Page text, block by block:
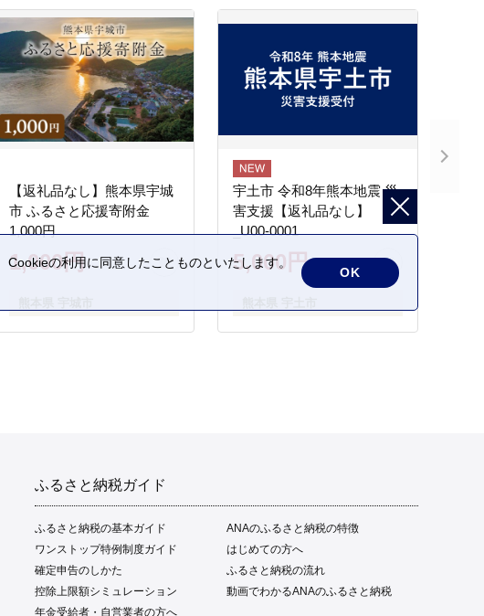
【返礼品なし】熊本県宇城
市 ふるさと応援寄附金
1,000円
1,000円
宇土市 令和8年熊本地震 災
害支援【返礼品なし】
_U00-0001
5,000円
ふるさと納税ガイド
ふるさと納税の基本ガイド
ANAのふるさと納税の特徴
ワンストップ特例制度ガイド
はじめての方へ
確定申告のしかた
ふるさと納税の流れ
控除上限額シミュレーション
動画でわかるANAのふるさと納税
年金受給者・自営業者の方へ
の利用に同意したことものといたします。
OK